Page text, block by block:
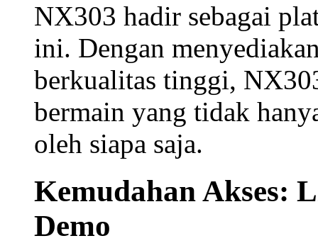
NX303 hadir sebagai
ini. Dengan
berkualitas tinggi,
bermain yang tidak
oleh siapa saja.
Kemudahan Akses:
Demo